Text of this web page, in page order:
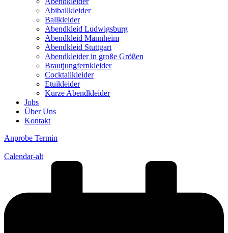
Abiballkleider
Ballkleider
Abendkleid Ludwigsburg
Abendkleid Mannheim
Abendkleid Stuttgart
Abendkleider in große Größen
Brautjungfernkleider
Cocktailkleider
Etuikleider
Kurze Abendkleider
Jobs
Über Uns
Kontakt
Anprobe Termin
Calendar-alt